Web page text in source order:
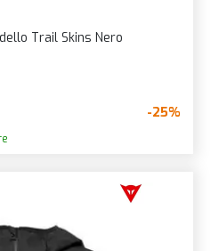
Trail Skins Nero
-25%